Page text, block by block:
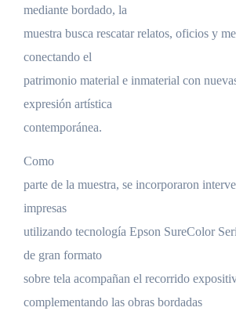
mediante bordado, la
muestra busca rescatar relatos, oficios y
conectando el
patrimonio material e inmaterial con
expresión artística
contemporánea.
Como
parte de la muestra, se incorporaron
impresas
utilizando tecnología Epson SureColor
de gran formato
sobre tela acompañan el recorrido
complementando las obras bordadas